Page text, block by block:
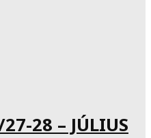
28 – JÚLIUS